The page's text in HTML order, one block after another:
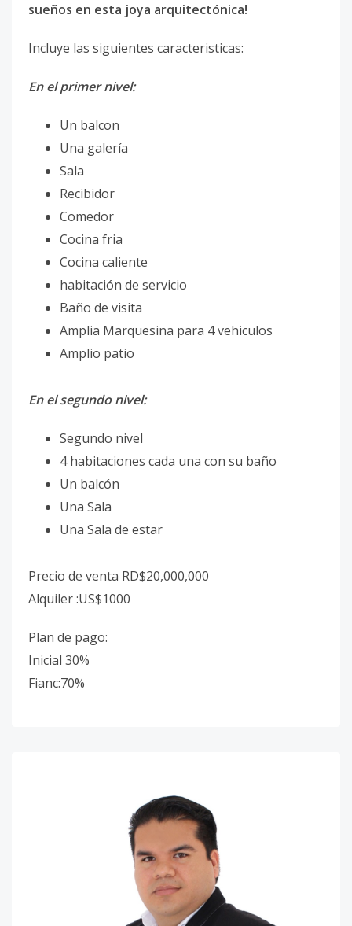
sueños en esta joya arquitectónica!
Incluye las siguientes caracteristicas:
En el primer nivel:
Un balcon
Una galería
Sala
Recibidor
Comedor
Cocina fria
Cocina caliente
habitación de servicio
Baño de visita
Amplia Marquesina para 4 vehiculos
Amplio patio
En el segundo nivel:
Segundo nivel
4 habitaciones cada una con su baño
Un balcón
Una Sala
Una Sala de estar
Precio de venta RD$20,000,000
Alquiler :US$1000
Plan de pago:
Inicial 30%
Fianc:70%